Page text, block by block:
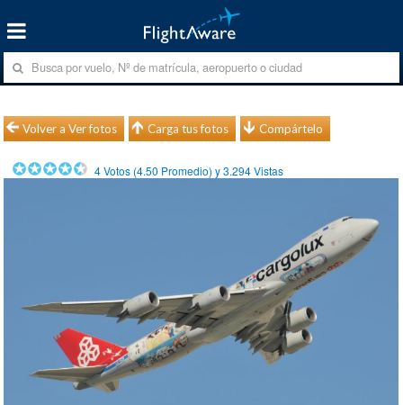
Volver a Ver fotos Carga tus fotos Compártelo
4Votos (4.50 Promedio) y3.294Vistas